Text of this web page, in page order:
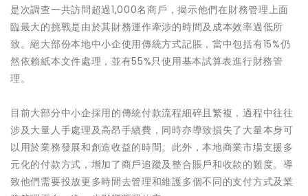
是次調查一共訪問超過1,000名商戶，揭示他們在財務管理上面
臨最大的挑戰是由於其財務運作牽涉的時間及成本效率過低所
致。絕大部份本地中小企使用傳統方式記賬，當中包括有15%仍
然依賴紙本文件處理，並有55%只使用基本試算表進行財務管
理。
目前大部分中小企採用的傳統付款流程細碎且繁複，過程中往往
涉及大量人手處理及高昂手續費，同時亦導致損失了大量本身可
以用於業務發展和創造收益的時間。此外，本地商業市場支援多
元化的付款方式，增加了商戶追蹤及整合賬戶和收款的難度。導
致他們需要投放更多時間去管理和維護多個不同的支付方式及業